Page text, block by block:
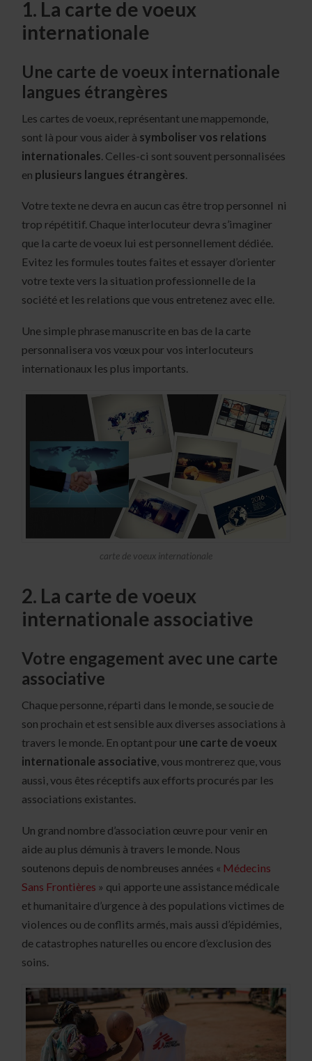
1. La carte de voeux
internationale
Une carte de voeux internationale
langues étrangères
Les cartes de voeux, représentant une mappemonde,
sont là pour vous aider à symboliser vos relations
internationales . Celles-ci sont souvent personnalisées
en plusieurs langues étrangères
Votre texte ne devra en aucun cas être trop personnel ni
trop répétitif. Chaque interlocuteur devra s’imaginer
que la carte de voeux lui est personnellement dédiée.
Evitez les formules toutes faites et essayer d’orienter
votre texte vers la situation professionnelle de la
société et les relations que vous entretenez avec elle.
Une simple phrase manuscrite en bas de la carte
personnalisera vos vœux pour vos interlocuteurs
internationaux les plus importants.
carte de voeux internationale
2. La carte de voeux
internationale associative
Votre engagement avec une carte
associative
Chaque personne, réparti dans le monde, se soucie de
son prochain et est sensible aux diverses associations à
travers le monde. En optant pour une carte de voeux
internationale associative, vous montrerez que, vous
aussi, vous êtes réceptifs aux efforts procurés par les
associations existantes.
Un grand nombre d’association œuvre pour venir en
aide au plus démunis à travers le monde. Nous
soutenons depuis de nombreuses années « Médecins
Sans Frontières » qui apporte une assistance médicale
et humanitaire d’urgence à des populations victimes de
violences ou de conflits armés, mais aussi d’épidémies,
de catastrophes naturelles ou encore d’exclusion des
soins.